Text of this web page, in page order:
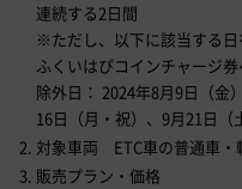
連続する2日間
※ただし、以下に該当する
ふくいはぴコインチャージ
除外日： 2024年8月9日（金
16日（月・祝）、9月21日（
対象車両 ETC車の普通車・
販売プラン・価格